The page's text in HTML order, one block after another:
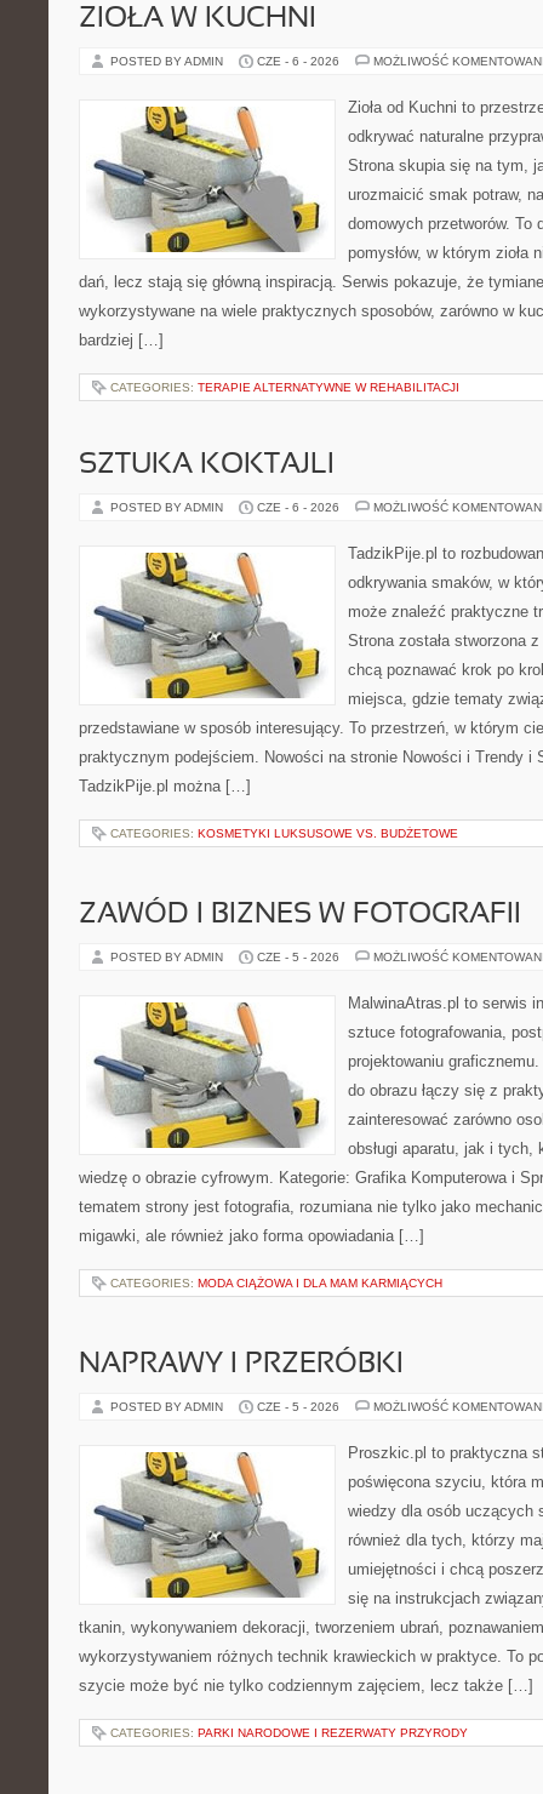
ZIOŁA W KUCHNI
POSTED BY ADMIN CZE - 6 - 2026 MOŻLIWOŚĆ
Zioła od Kuchni to
odkrywać naturalne
Strona skupia się na tym,
urozmaicić smak potraw,
domowych przetworów. To
pomysłów, w którym zioła
dań, lecz stają się główną inspiracją. Serwis pokazuje, że
wykorzystywane na wiele praktycznych sposobów, zarówno w
bardziej […]
CATEGORIES: TERAPIE ALTERNATYWNE W REHABILITACJI
SZTUKA KOKTAJLI
POSTED BY ADMIN CZE - 6 - 2026 MOŻLIWOŚĆ
TadzikPije.pl to
odkrywania smaków, w
może znaleźć praktyczne
Strona została stworzona
chcą poznawać krok po
miejsca, gdzie tematy
przedstawiane w sposób interesujący. To przestrzeń, w którym
praktycznym podejściem. Nowości na stronie Nowości i Trendy i
TadzikPije.pl można […]
CATEGORIES: KOSMETYKI LUKSUSOWE VS. BUDŻETOWE
ZAWÓD I BIZNES W FOTOGRAFII
POSTED BY ADMIN CZE - 5 - 2026 MOŻLIWOŚĆ
MalwinaAtras.pl to serwis
sztuce fotografowania,
projektowaniu
do obrazu łączy się z
zainteresować zarówno
obsługi aparatu, jak i
wiedzę o obrazie cyfrowym. Kategorie: Grafika Komputerowa i
tematem strony jest fotografia, rozumiana nie tylko jako
migawki, ale również jako forma opowiadania […]
CATEGORIES: MODA CIĄŻOWA I DLA MAM KARMIĄCYCH
NAPRAWY I PRZERÓBKI
POSTED BY ADMIN CZE - 5 - 2026 MOŻLIWOŚĆ
Proszkic.pl to praktyczna
poświęcona szyciu, która
wiedzy dla osób uczących
również dla tych, którzy
umiejętności i chcą
się na instrukcjach
tkanin, wykonywaniem dekoracji, tworzeniem ubrań,
wykorzystywaniem różnych technik krawieckich w praktyce. To
szycie może być nie tylko codziennym zajęciem, lecz także […]
CATEGORIES: PARKI NARODOWE I REZERWATY PRZYRODY